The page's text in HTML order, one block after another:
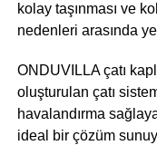
kolay taşınması ve
nedenleri arasında
ONDUVILLA çatı
oluşturulan çatı
havalandırma
ideal bir çözüm